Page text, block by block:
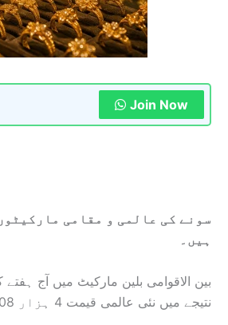
Join Now
سونے کی عالمی و مقامی
ہیں۔
نتیجے میں نئی عالمی قیمت 4 ہزار 508 ڈالر کی سطح پر آ گئی۔